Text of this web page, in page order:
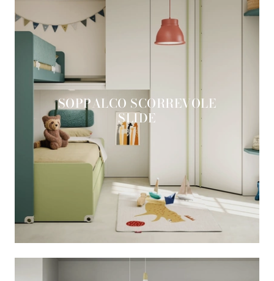
SOPPALCO SCORREVOLE
SLIDE